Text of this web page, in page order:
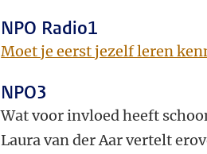
NPO Radio1
Moet je eerst jezelf leren
NPO3
Wat voor invloed heeft
Laura van der Aar vertelt